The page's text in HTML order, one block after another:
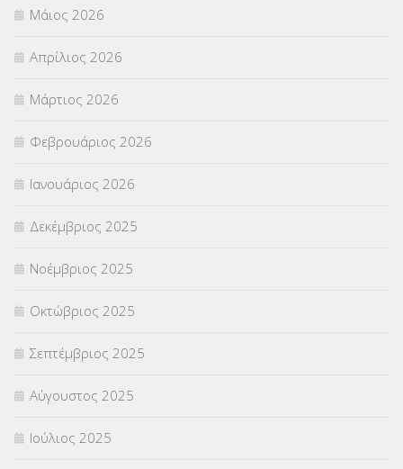
ΣΕΜΙΝΑΡΙΑ – ΗΜΕΡΙΔΕΣ
ΣΕΠ(50)
ΣΤΕΛΕΧΗ (360)
ΣΥΜΒΟΥΛΕΥΤΙΚΟΣ ΣΤΑΘΜΟΣ ΝΕΩΝ
ΣΥΝΤΑΞΕΙΣ(12)
ΣΧΟΛΙΚΟΙ ΣΥΜΒΟΥΛΟΙ
ΥΠΕΡΑΡΙΘΜΟΙ(1)
ΥΠΟΤΡΟΦΙΕΣ(28)
ΦΥΣΙΚΗ ΑΓΩΓΗ(692)
Χωρίς κατηγορία
Μάιος 2026
Απρίλιος 2026
Μάρτιος 2026
Φεβρουάριος 2026
Ιανουάριος 2026
Δεκέμβριος 2025
Νοέμβριος 2025
Οκτώβριος 2025
Σεπτέμβριος 2025
Αύγουστος 2025
Ιούλιος 2025